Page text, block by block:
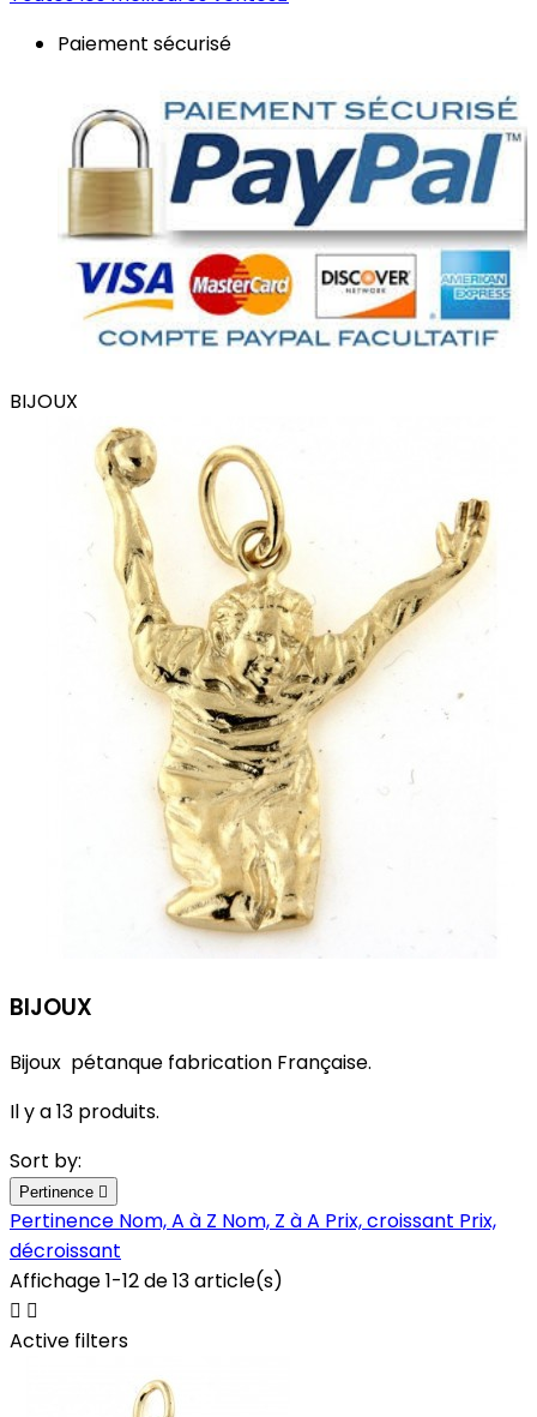
Paiement sécurisé
BIJOUX
BIJOUX
Bijoux pétanque fabrication Française.
Il y a 13 produits.
Sort by:
Pertinence 
Pertinence Nom, A à Z Nom, Z à A Prix, croissant Prix,
décroissant
Affichage 1-12 de 13 article(s)
 
Active filters